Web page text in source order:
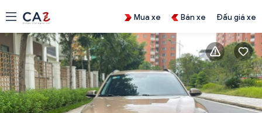
Mua xe Bán xe Đấu giá xe